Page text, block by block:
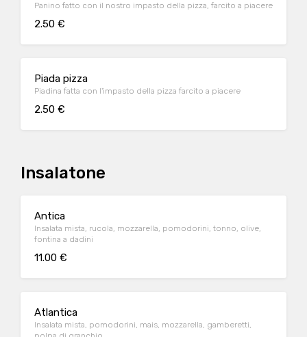
Panino fatto con il nostro impasto della pizza, farcito a piacere
2.50 €
Piada pizza
Piadina fatta con l'impasto della pizza farcito a piacere
2.50 €
Insalatone
Antica
Insalata mista, rucola, mozzarella, pomodorini, tonno, olive,
fontina a dadini
11.00 €
Atlantica
Insalata mista, pomodorini, mais, mozzarella, gamberetti,